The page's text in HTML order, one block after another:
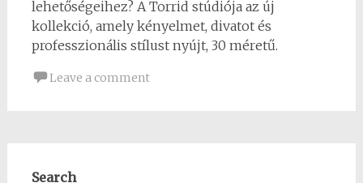
lehetőségeihez? A Torrid stúdiója az új
kollekció, amely kényelmet, divatot és
professzionális stílust nyújt, 30 méretű.
Leave a comment
Search